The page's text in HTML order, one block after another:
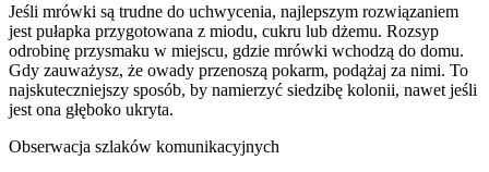
Jeśli mrówki są trudne do uchwycenia, najlepszym rozwiązaniem
jest pułapka przygotowana z miodu, cukru lub dżemu. Rozsyp
odrobinę przysmaku w miejscu, gdzie mrówki wchodzą do domu.
Gdy zauważysz, że owady przenoszą pokarm, podążaj za nimi. To
najskuteczniejszy sposób, by namierzyć siedzibę kolonii, nawet jeśli
jest ona głęboko ukryta.
Obserwacja szlaków komunikacyjnych